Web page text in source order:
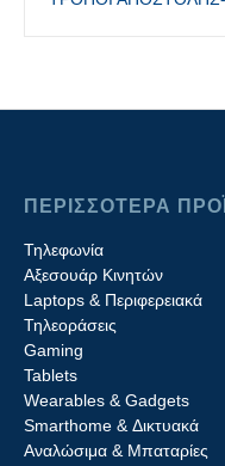
ΠΕΡΙΣΣΟΤΕΡΑ
Τηλεφωνία
Αξεσουάρ Κινητών
Laptops & Περιφερειακά
Τηλεοράσεις
Gaming
Tablets
Wearables & Gadgets
Smarthome & Δικτυακά
Aναλώσιμα & Μπαταρίες